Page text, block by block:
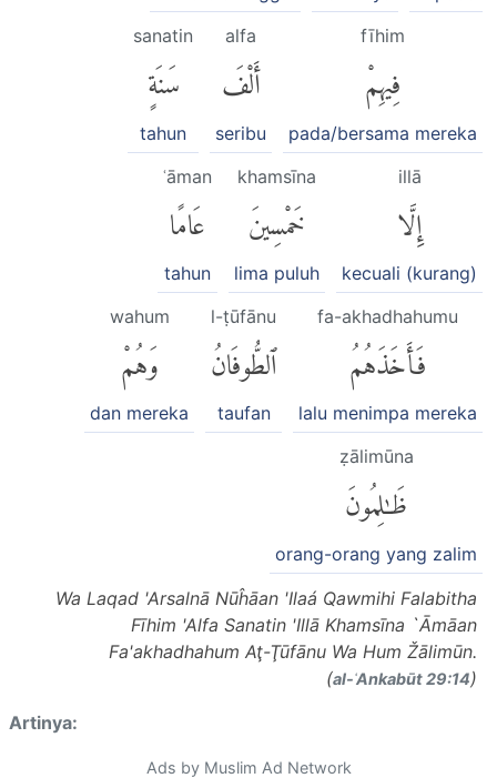
fīhim
فِيهِمْ
pada/bersama mereka
alfa
أَلْفَ
seribu
sanatin
سَنَةٍ
tahun
illā
إِلَّا
kecuali (kurang)
khamsīna
خَمْسِينَ
lima puluh
ʿāman
عَامًا
tahun
fa-akhadhahumu
فَأَخَذَهُمُ
lalu menimpa mereka
l-ṭūfānu
ٱلطُّوفَانُ
taufan
wahum
وَهُمْ
dan mereka
ẓālimūna
ظَٰلِمُونَ
orang-orang yang zalim
Wa Laqad 'Arsalnā Nūĥāan 'Ilaá Qawmihi Falabitha
Fīhim 'Alfa Sanatin 'Illā Khamsīna `Āmāan
Fa'akhadhahum Aţ-Ţūfānu Wa Hum Žālimūn.
(al-ʿAnkabūt 29:14)
Artinya:
Ads by Muslim Ad Network